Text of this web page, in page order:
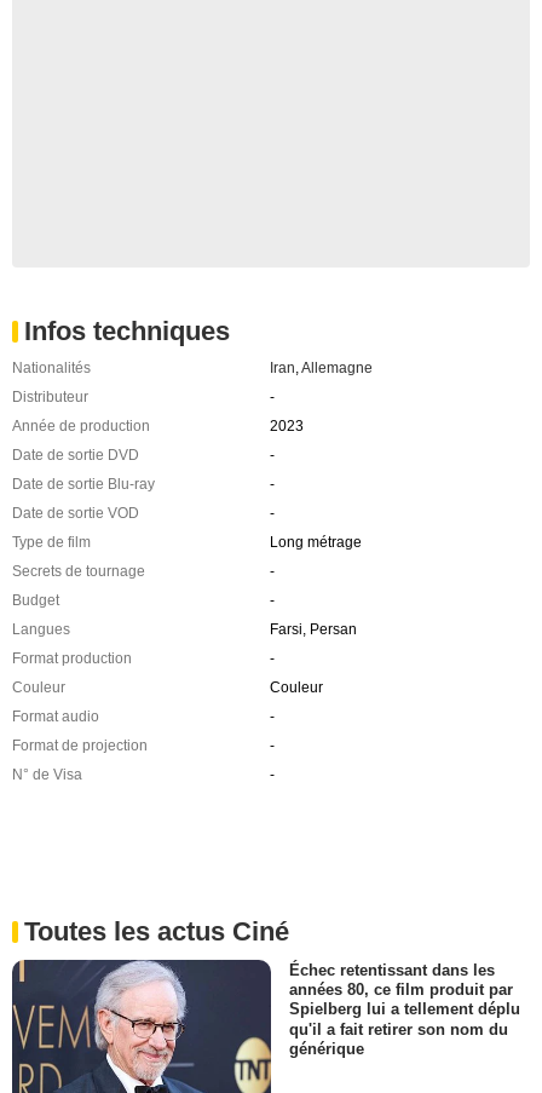
Infos techniques
Nationalités Iran,Allemagne
Distributeur
-
Année de production
2023
Date de sortie DVD
-
Date de sortie Blu-ray
-
Date de sortie VOD
-
Type de film
Long métrage
Secrets de tournage
-
Budget
-
Langues
Farsi, Persan
Format production
-
Couleur
Couleur
Format audio
-
Format de projection
-
N° de Visa
-
Toutes les actus Ciné
Échec retentissant dans les
années 80, ce film produit par
Spielberg lui a tellement déplu
qu'il a fait retirer son nom du
générique